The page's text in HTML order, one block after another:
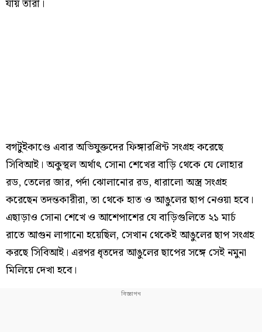
যায় তারা।
বগটুইকাণ্ডে এবার অভিযুক্তদের ফিঙ্গারপ্রিন্ট সংগ্রহ করেছে
সিবিআই। অকুস্থল অর্থাৎ সোনা শেখের বাড়ি থেকে যে লোহার
রড, তেলের জার, পর্দা ঝোলানোর রড, ধারালো অস্ত্র সংগ্রহ
করেছেন তদন্তকারীরা, তা থেকে হাত ও আঙুলের ছাপ নেওয়া হবে।
এছাড়াও সোনা শেখে ও আশেপাশের যে বাড়িগুলিতে ২১ মার্চ
রাতে আগুন লাগানো হয়েছিল, সেখান থেকেই আঙুলের ছাপ সংগ্রহ
করছে সিবিআই। এরপর ধৃতদের আঙুলের ছাপের সঙ্গে সেই নমুনা
মিলিয়ে দেখা হবে।